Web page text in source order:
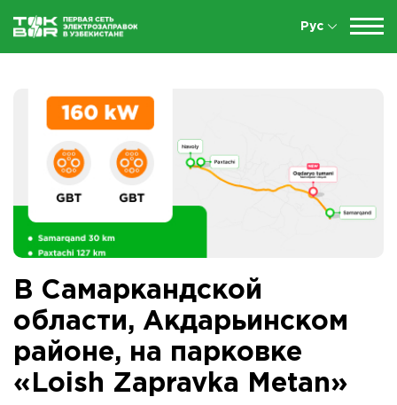
Рус
В Самаркандской
области, Акдарьинском
районе, на парковке
«Loish Zapravka Metan»